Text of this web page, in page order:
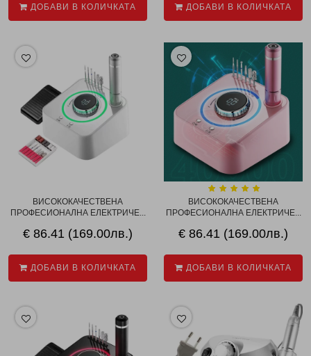
ДОБАВИ В КОЛИЧКАТА ДОБАВИ В КОЛИЧКАТА
ВИСОКОКАЧЕСТВЕНА
ПРОФЕСИОНАЛНА ЕЛЕКТРИЧЕ...
€ 86.41 (169.00лв.)
ДОБАВИ В КОЛИЧКАТА
ВИСОКОКАЧЕСТВЕНА
ПРОФЕСИОНАЛНА ЕЛЕКТРИЧЕ...
€ 86.41 (169.00лв.)
ДОБАВИ В КОЛИЧКАТА